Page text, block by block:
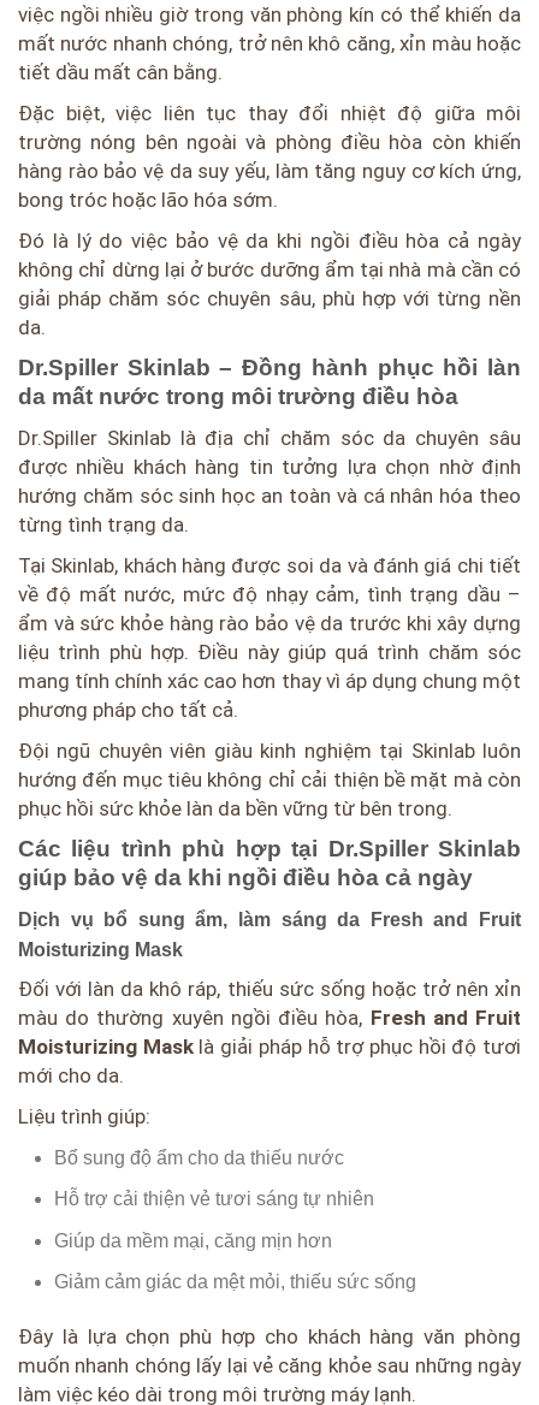
việc ngồi nhiều giờ trong văn phòng kín có thể khiến da
mất nước nhanh chóng, trở nên khô căng, xỉn màu hoặc
tiết dầu mất cân bằng.
Đặc biệt, việc liên tục thay đổi nhiệt độ giữa môi
trường nóng bên ngoài và phòng điều hòa còn khiến
hàng rào bảo vệ da suy yếu, làm tăng nguy cơ kích ứng,
bong tróc hoặc lão hóa sớm.
Đó là lý do việc bảo vệ da khi ngồi điều hòa cả ngày
không chỉ dừng lại ở bước dưỡng ẩm tại nhà mà cần có
giải pháp chăm sóc chuyên sâu, phù hợp với từng nền
da.
Dr.Spiller Skinlab – Đồng hành phục hồi làn
da mất nước trong môi trường điều hòa
Dr.Spiller Skinlab là địa chỉ chăm sóc da chuyên sâu
được nhiều khách hàng tin tưởng lựa chọn nhờ định
hướng chăm sóc sinh học an toàn và cá nhân hóa theo
từng tình trạng da.
Tại Skinlab, khách hàng được soi da và đánh giá chi tiết
về độ mất nước, mức độ nhạy cảm, tình trạng dầu –
ẩm và sức khỏe hàng rào bảo vệ da trước khi xây dựng
liệu trình phù hợp. Điều này giúp quá trình chăm sóc
mang tính chính xác cao hơn thay vì áp dụng chung một
phương pháp cho tất cả.
Đội ngũ chuyên viên giàu kinh nghiệm tại Skinlab luôn
hướng đến mục tiêu không chỉ cải thiện bề mặt mà còn
phục hồi sức khỏe làn da bền vững từ bên trong.
Các liệu trình phù hợp tại Dr.Spiller Skinlab
giúp bảo vệ da khi ngồi điều hòa cả ngày
Dịch vụ bổ sung ẩm, làm sáng da Fresh and Fruit
Moisturizing Mask
Đối với làn da khô ráp, thiếu sức sống hoặc trở nên xỉn
màu do thường xuyên ngồi điều hòa, Fresh and Fruit
Moisturizing Masklà giải pháp hỗ trợ phục hồi độ tươi
mới cho da.
Liệu trình giúp:
Bổ sung độ ẩm cho da thiếu nước
Hỗ trợ cải thiện vẻ tươi sáng tự nhiên
Giúp da mềm mại, căng mịn hơn
Giảm cảm giác da mệt mỏi, thiếu sức sống
Đây là lựa chọn phù hợp cho khách hàng văn phòng
muốn nhanh chóng lấy lại vẻ căng khỏe sau những ngày
làm việc kéo dài trong môi trường máy lạnh.